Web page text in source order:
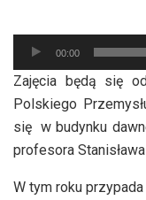
Odtwarzacz
plików
dźwiękowych
00:00
Zajęcia będą się
Polskiego
się w budynku
profesora
W tym roku